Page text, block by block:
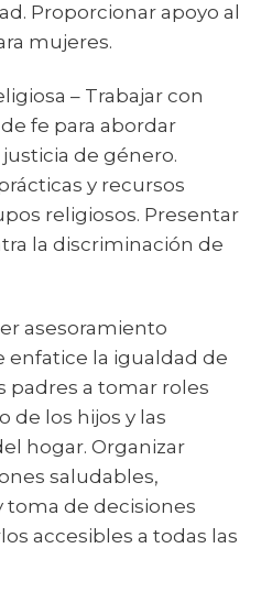
Proporcionar apoyo al
mujeres.
– Trabajar con
fe para abordar
de género.
y recursos
religiosos. Presentar
la discriminación de
asesoramiento
la igualdad de
padres a tomar roles
de los hijos y las
hogar. Organizar
saludables,
toma de decisiones
accesibles a todas las